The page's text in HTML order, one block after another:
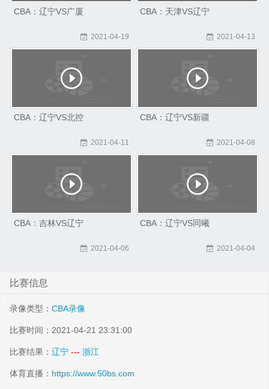
CBA：辽宁VS广厦
2021-04-19
CBA：天津VS辽宁
2021-04-13
CBA：辽宁VS北控
2021-04-11
CBA：辽宁VS新疆
2021-04-08
CBA：吉林VS辽宁
2021-04-06
CBA：辽宁VS同曦
2021-04-04
比赛信息
录像类型： CBA录像
比赛时间：2021-04-21 23:31:00
比赛结果： 辽宁 --- 浙江
体育直播： https://www.50bs.com